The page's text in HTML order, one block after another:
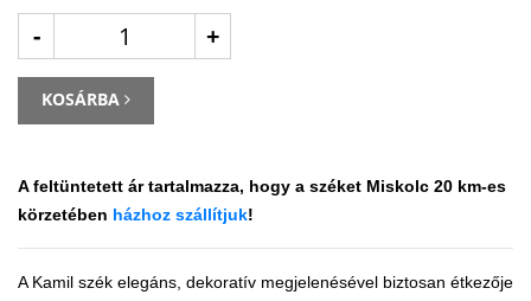
- +
KOSÁRBA
A feltüntetett ár tartalmazza, hogy a széket Miskolc 20 km-es
körzetében házhoz szállítjuk!
A Kamil szék elegáns, dekoratív megjelenésével biztosan étkezője